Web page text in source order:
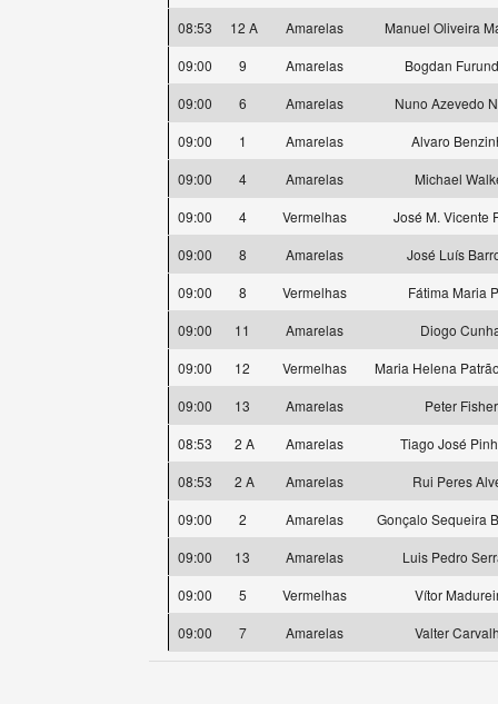
08:53
12 A Amarelas
Manuel Oliveira
09:00
9 Amarelas
Bogdan
09:00
6 Amarelas
Nuno Azevedo
09:00
1 Amarelas
Alvaro
09:00
4 Amarelas
Michael
09:00
4 Vermelhas
José M. Vicente
09:00
8 Amarelas
José Luís
09:00
8 Vermelhas
Fátima Maria
09:00
11 Amarelas
Diogo
09:00
12 Vermelhas
Maria Helena
09:00
13 Amarelas
Peter Fisher
08:53
2 A Amarelas
Tiago José
08:53
2 A Amarelas
Rui Peres
09:00
2 Amarelas
Gonçalo Sequeira
09:00
13 Amarelas
Luis Pedro
09:00
5 Vermelhas
Vítor
09:00
7 Amarelas Valter